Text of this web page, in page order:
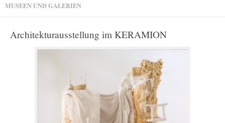
MUSEEN UND GALERIEN
Architekturausstellung im KERAMION